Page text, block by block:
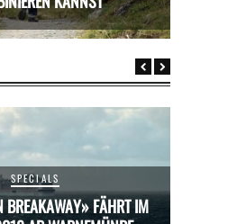
SPECIALS
BREAKAWAY» FÄHRT IM